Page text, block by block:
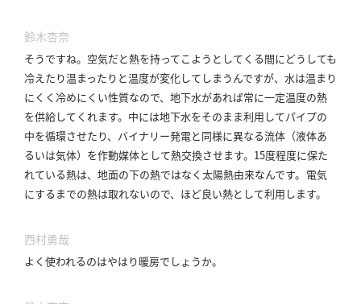
鈴木杏奈
そうですね。 空気だと熱を持ってこようとしてくる間にどうしても
冷えたり温まったりと温度が変化してしまうんですが、水は温まり
にくく冷めにくい性質なので、地下水があれば常に一定温度の熱
を供給してくれます。 中には地下水をそのまま利用してパイプの
中を循環させたり、バイナリー発電と同様に異なる流体（液体あ
るいは気体）を作動媒体として熱交換させます。 15度程度に保た
れている熱は、地面の下の熱ではなく太陽熱由来なんです。 電気
にするまでの熱は取れないので、ほど良い熱として利用します。
西村勇哉
よく使われるのはやはり暖房でしょうか。